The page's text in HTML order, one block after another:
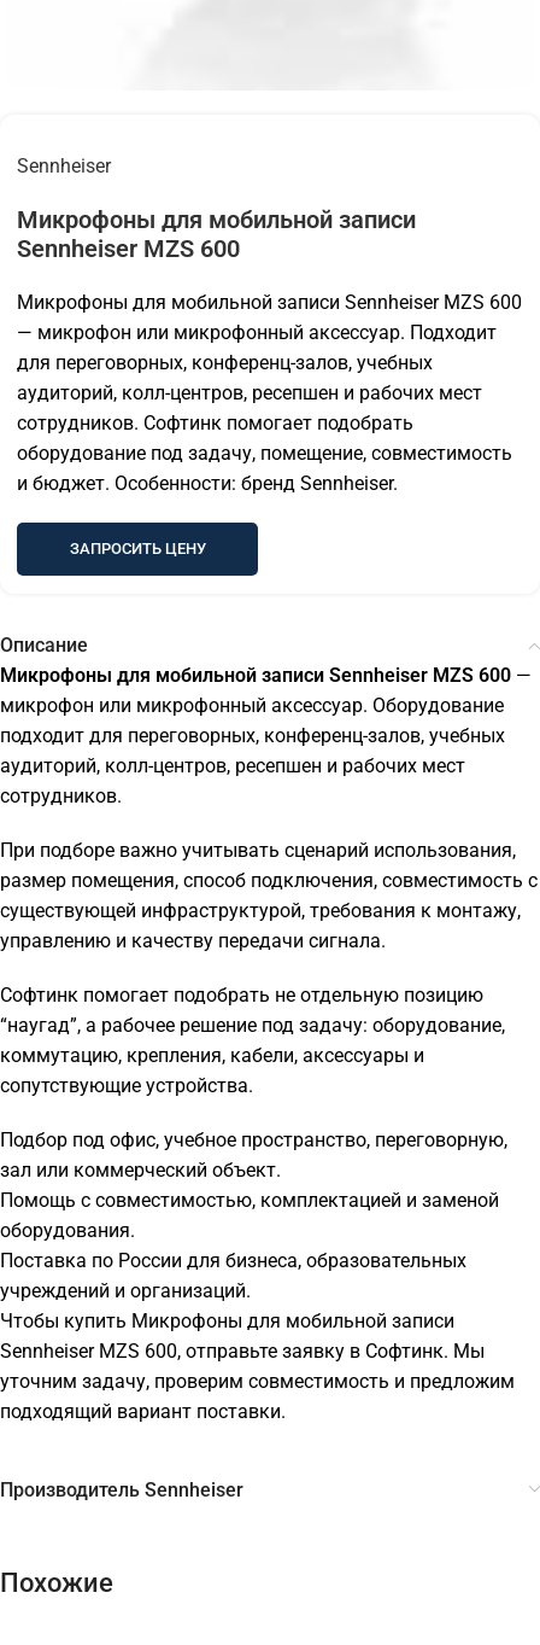
Sennheiser
Микрофоны для мобильной записи
Sennheiser MZS 600
Микрофоны для мобильной записи Sennheiser MZS 600
— микрофон или микрофонный аксессуар. Подходит
для переговорных, конференц-залов, учебных
аудиторий, колл-центров, ресепшен и рабочих мест
сотрудников. Софтинк помогает подобрать
оборудование под задачу, помещение, совместимость
и бюджет. Особенности: бренд Sennheiser.
ЗАПРОСИТЬ ЦЕНУ
Описание
Микрофоны для мобильной записи Sennheiser MZS 600 —
микрофон или микрофонный аксессуар. Оборудование
подходит для переговорных, конференц-залов, учебных
аудиторий, колл-центров, ресепшен и рабочих мест
сотрудников.
При подборе важно учитывать сценарий использования,
размер помещения, способ подключения, совместимость с
существующей инфраструктурой, требования к монтажу,
управлению и качеству передачи сигнала.
Софтинк помогает подобрать не отдельную позицию
“наугад”, а рабочее решение под задачу: оборудование,
коммутацию, крепления, кабели, аксессуары и
сопутствующие устройства.
Подбор под офис, учебное пространство, переговорную,
зал или коммерческий объект.
Помощь с совместимостью, комплектацией и заменой
оборудования.
Поставка по России для бизнеса, образовательных
учреждений и организаций.
Чтобы купить Микрофоны для мобильной записи
Sennheiser MZS 600, отправьте заявку в Софтинк. Мы
уточним задачу, проверим совместимость и предложим
подходящий вариант поставки.
Производитель Sennheiser
Похожие